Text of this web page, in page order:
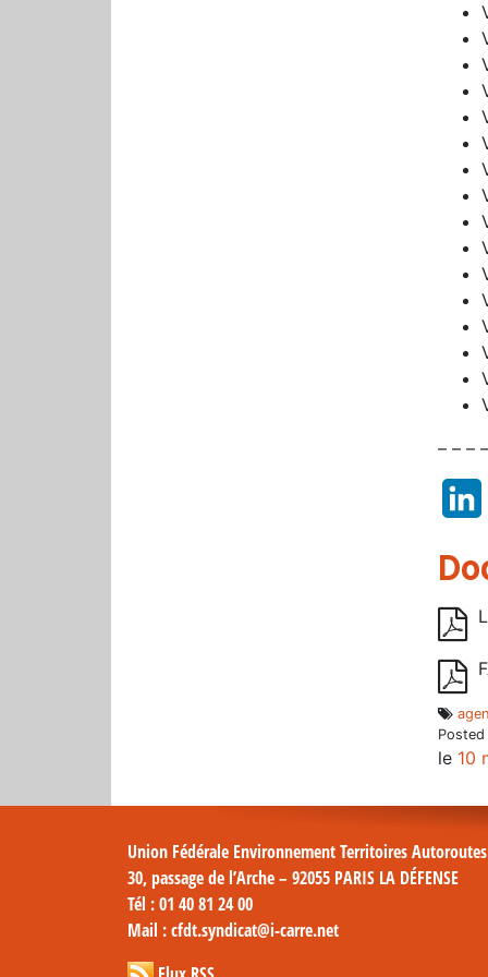
– – –
le 10
Union Fédérale Environnement Territoires
30, passage de l’Arche – 92055 PARIS LA DÉFENSE
Tél : 01 40 81 24 00
Mail : cfdt.syndicat@i-carre.net